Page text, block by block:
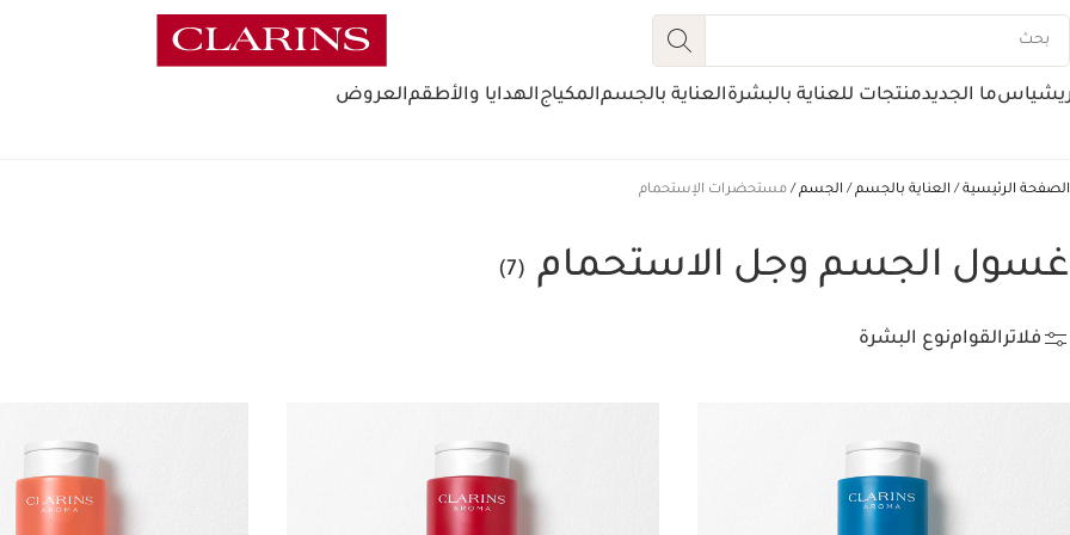
ما الجديدمنتجات للعناية بالبشرةالعناية بالجسمالمكياجالهدايا والأطقمالعروض
الصفحة الرئيسية العناية بالجسم الجسم مستحضرات الإستحمام
غسول الجسم وجل الاستحمام (7)
فلاترالقوامنوع البشرة